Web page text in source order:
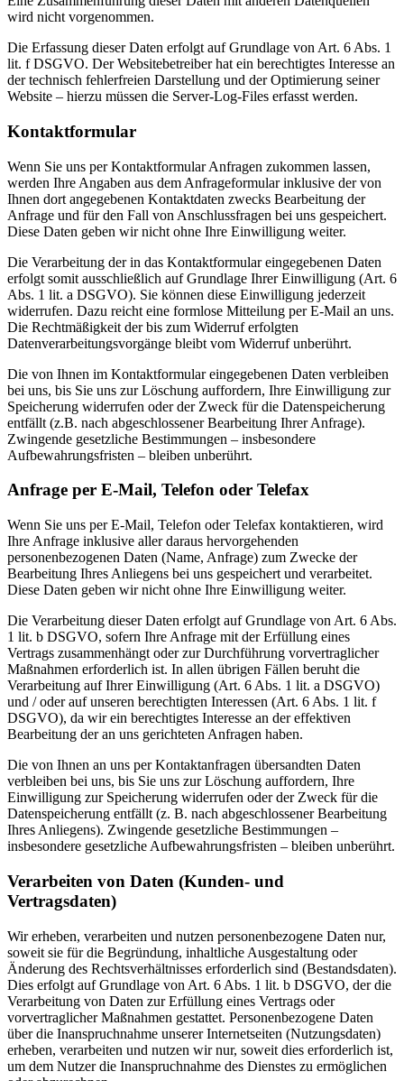
wird nicht vorgenommen.
Die Erfassung dieser Daten erfolgt auf Grundlage von Art. 6 Abs. 1
lit. f DSGVO. Der Websitebetreiber hat ein berechtigtes Interesse an
der technisch fehlerfreien Darstellung und der Optimierung seiner
Website – hierzu müssen die Server-Log-Files erfasst werden.
Kontaktformular
Wenn Sie uns per Kontaktformular Anfragen zukommen lassen,
werden Ihre Angaben aus dem Anfrageformular inklusive der von
Ihnen dort angegebenen Kontaktdaten zwecks Bearbeitung der
Anfrage und für den Fall von Anschlussfragen bei uns gespeichert.
Diese Daten geben wir nicht ohne Ihre Einwilligung weiter.
Die Verarbeitung der in das Kontaktformular eingegebenen Daten
erfolgt somit ausschließlich auf Grundlage Ihrer Einwilligung (Art. 6
Abs. 1 lit. a DSGVO). Sie können diese Einwilligung jederzeit
widerrufen. Dazu reicht eine formlose Mitteilung per E-Mail an uns.
Die Rechtmäßigkeit der bis zum Widerruf erfolgten
Datenverarbeitungsvorgänge bleibt vom Widerruf unberührt.
Die von Ihnen im Kontaktformular eingegebenen Daten verbleiben
bei uns, bis Sie uns zur Löschung auffordern, Ihre Einwilligung zur
Speicherung widerrufen oder der Zweck für die Datenspeicherung
entfällt (z.B. nach abgeschlossener Bearbeitung Ihrer Anfrage).
Zwingende gesetzliche Bestimmungen – insbesondere
Aufbewahrungsfristen – bleiben unberührt.
Anfrage per E-Mail, Telefon oder Telefax
Wenn Sie uns per E-Mail, Telefon oder Telefax kontaktieren, wird
Ihre Anfrage inklusive aller daraus hervorgehenden
personenbezogenen Daten (Name, Anfrage) zum Zwecke der
Bearbeitung Ihres Anliegens bei uns gespeichert und verarbeitet.
Diese Daten geben wir nicht ohne Ihre Einwilligung weiter.
Die Verarbeitung dieser Daten erfolgt auf Grundlage von Art. 6 Abs.
1 lit. b DSGVO, sofern Ihre Anfrage mit der Erfüllung eines
Vertrags zusammenhängt oder zur Durchführung vorvertraglicher
Maßnahmen erforderlich ist. In allen übrigen Fällen beruht die
Verarbeitung auf Ihrer Einwilligung (Art. 6 Abs. 1 lit. a DSGVO)
und / oder auf unseren berechtigten Interessen (Art. 6 Abs. 1 lit. f
DSGVO), da wir ein berechtigtes Interesse an der effektiven
Bearbeitung der an uns gerichteten Anfragen haben.
Die von Ihnen an uns per Kontaktanfragen übersandten Daten
verbleiben bei uns, bis Sie uns zur Löschung auffordern, Ihre
Einwilligung zur Speicherung widerrufen oder der Zweck für die
Datenspeicherung entfällt (z. B. nach abgeschlossener Bearbeitung
Ihres Anliegens). Zwingende gesetzliche Bestimmungen –
insbesondere gesetzliche Aufbewahrungsfristen – bleiben unberührt.
Verarbeiten von Daten (Kunden- und
Vertragsdaten)
Wir erheben, verarbeiten und nutzen personenbezogene Daten nur,
soweit sie für die Begründung, inhaltliche Ausgestaltung oder
Änderung des Rechtsverhältnisses erforderlich sind (Bestandsdaten).
Dies erfolgt auf Grundlage von Art. 6 Abs. 1 lit. b DSGVO, der die
Verarbeitung von Daten zur Erfüllung eines Vertrags oder
vorvertraglicher Maßnahmen gestattet. Personenbezogene Daten
über die Inanspruchnahme unserer Internetseiten (Nutzungsdaten)
erheben, verarbeiten und nutzen wir nur, soweit dies erforderlich ist,
um dem Nutzer die Inanspruchnahme des Dienstes zu ermöglichen